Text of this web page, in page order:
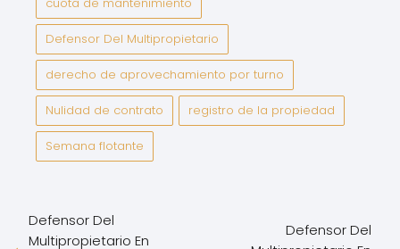
Defensor Del Multipropietario
derecho de aprovechamiento por turno
Nulidad de contrato registro de la propiedad
Semana flotante
Defensor Del
Multipropietario En
Defensor Del